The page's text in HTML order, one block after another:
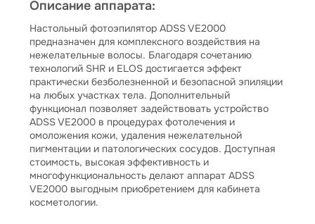
Описание аппарата:
Настольный фотоэпилятор ADSS VE2000
предназначен для комплексного воздействия на
нежелательные волосы. Благодаря сочетанию
технологий SHR и ELOS достигается эффект
практически безболезненной и безопасной эпиляции
на любых участках тела. Дополнительный
функционал позволяет задействовать устройство
ADSS VE2000 в процедурах фотолечения и
омоложения кожи, удаления нежелательной
пигментации и патологических сосудов. Доступная
стоимость, высокая эффективность и
многофункциональность делают аппарат ADSS
VE2000 выгодным приобретением для кабинета
косметологии.